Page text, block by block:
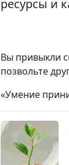
ресурсы и
Вы привыкли
позвольте
«Умение